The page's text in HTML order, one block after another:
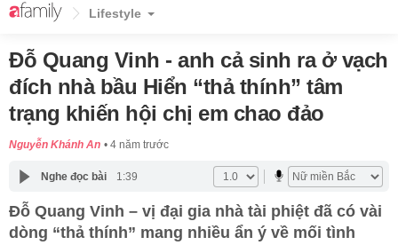
Lifestyle
Đỗ Quang Vinh - anh cả sinh ra ở vạch
đích nhà bầu Hiển “thả thính” tâm
trạng khiến hội chị em chao đảo
Nguyễn Khánh An 4 năm trước
Nghe đọc bài 1:39
Đỗ Quang Vinh – vị đại gia nhà tài phiệt đã có vài
dòng “thả thính” mang nhiều ẩn ý về mối tình